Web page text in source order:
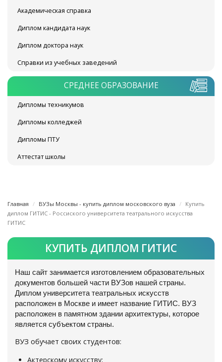
Академическая справка
Диплом кандидата наук
Диплом доктора наук
Справки из учебных заведений
СРЕДНЕЕ ОБРАЗОВАНИЕ
Дипломы техникумов
Дипломы колледжей
Дипломы ПТУ
Аттестат школы
Главная ВУЗы Москвы - купить диплом московского вуза
Купить
диплом ГИТИС - Россиского университета театрального искусства
ГИТИС
КУПИТЬ ДИПЛОМ ГИТИС
Наш сайт занимается изготовлением образовательных
документов большей части ВУЗов нашей страны.
Диплом университета театральных искусств
расположен в Москве и имеет название ГИТИС. ВУЗ
расположен в памятном здании архитектуры, которое
является субъектом страны.
ВУЗ обучает своих студентов:
Актерскому искусству;